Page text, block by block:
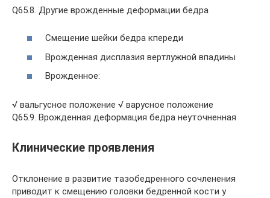
Q65.8. Другие врожденные деформации бедра
Смещение шейки бедра кпереди
Врожденная дисплазия вертлужной впадины
Врожденное:
√ вальгусное положение √ варусное положение
Q65.9. Врожденная деформация бедра неуточненная
Клинические проявления
Отклонение в развитие тазобедренного сочленения
приводит к смещению головки бедренной кости у